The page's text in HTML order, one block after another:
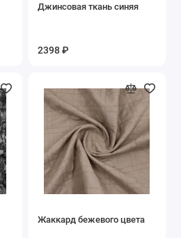
Джинсовая ткань синяя
2398 ₽
Жаккард бежевого цвета